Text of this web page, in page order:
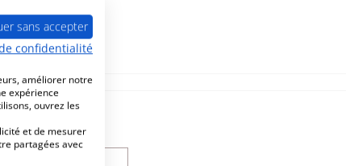
sans accepter
confidentialité
améliorer notre
expérience
ouvrez les
et de mesurer
partagées avec